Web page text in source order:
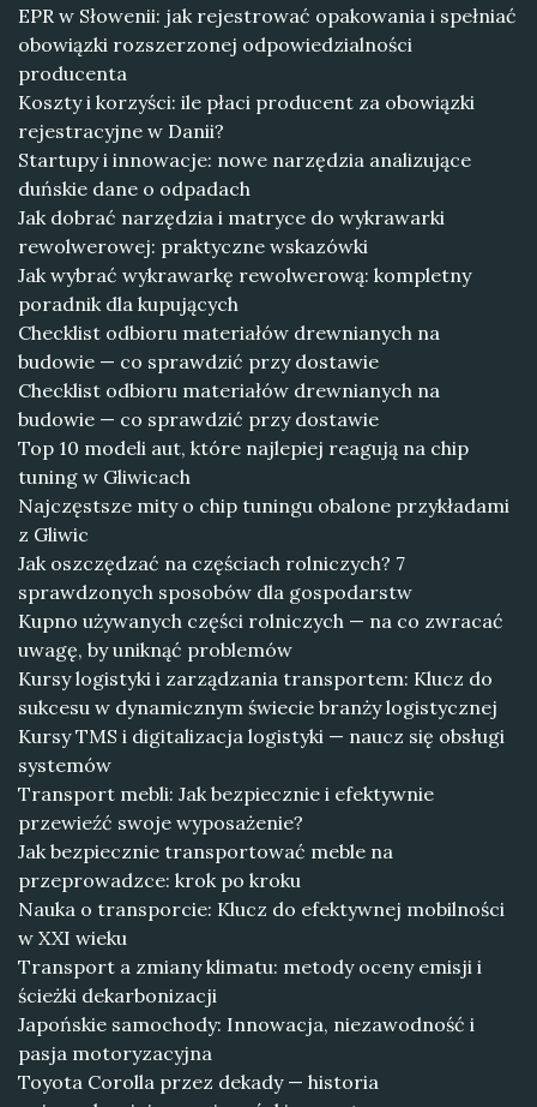
EPR w Słowenii: jak rejestrować opakowania i spełniać
obowiązki rozszerzonej odpowiedzialności
producenta
Koszty i korzyści: ile płaci producent za obowiązki
rejestracyjne w Danii?
Startupy i innowacje: nowe narzędzia analizujące
duńskie dane o odpadach
Jak dobrać narzędzia i matryce do wykrawarki
rewolwerowej: praktyczne wskazówki
Jak wybrać wykrawarkę rewolwerową: kompletny
poradnik dla kupujących
Checklist odbioru materiałów drewnianych na
budowie — co sprawdzić przy dostawie
Checklist odbioru materiałów drewnianych na
budowie — co sprawdzić przy dostawie
Top 10 modeli aut, które najlepiej reagują na chip
tuning w Gliwicach
Najczęstsze mity o chip tuningu obalone przykładami
z Gliwic
Jak oszczędzać na częściach rolniczych? 7
sprawdzonych sposobów dla gospodarstw
Kupno używanych części rolniczych — na co zwracać
uwagę, by uniknąć problemów
Kursy logistyki i zarządzania transportem: Klucz do
sukcesu w dynamicznym świecie branży logistycznej
Kursy TMS i digitalizacja logistyki — naucz się obsługi
systemów
Transport mebli: Jak bezpiecznie i efektywnie
przewieźć swoje wyposażenie?
Jak bezpiecznie transportować meble na
przeprowadzce: krok po kroku
Nauka o transporcie: Klucz do efektywnej mobilności
w XXI wieku
Transport a zmiany klimatu: metody oceny emisji i
ścieżki dekarbonizacji
Japońskie samochody: Innowacja, niezawodność i
pasja motoryzacyjna
Toyota Corolla przez dekady — historia